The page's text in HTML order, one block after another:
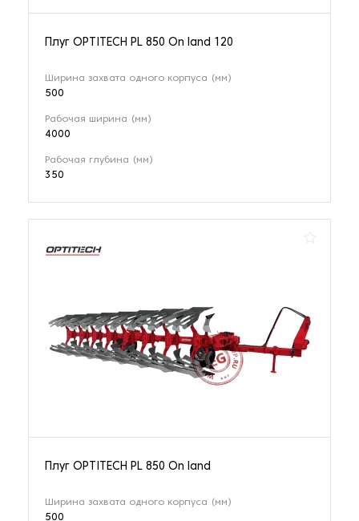
Плуг OPTITECH PL 850 On land 120
Ширина захвата одного корпуса (мм)
500
Рабочая ширина (мм)
4000
Рабочая глубина (мм)
350
Плуг OPTITECH PL 850 On land
Ширина захвата одного корпуса (мм)
500